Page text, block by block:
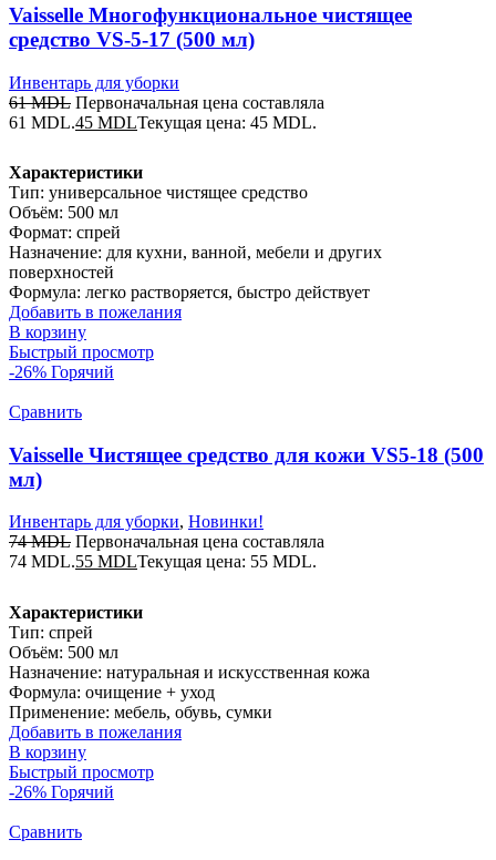
Vaisselle Многофункциональное чистящее
средство VS-5-17 (500 мл)
Инвентарь для уборки
61MDL Первоначальная цена составляла
61 MDL.45 MDLТекущая цена: 45 MDL.
Характеристики
Тип: универсальное чистящее средство
Объём: 500 мл
Формат: спрей
Назначение: для кухни, ванной, мебели и других
поверхностей
Формула: легко растворяется, быстро действует
Добавить в пожелания
В корзину
Быстрый просмотр
-26% Горячий
Сравнить
Vaisselle Чистящее средство для кожи VS5-18 (500
мл)
Инвентарь для уборки, Новинки!
74MDL Первоначальная цена составляла
74 MDL.55 MDLТекущая цена: 55 MDL.
Характеристики
Тип: спрей
Объём: 500 мл
Назначение: натуральная и искусственная кожа
Формула: очищение + уход
Применение: мебель, обувь, сумки
Добавить в пожелания
В корзину
Быстрый просмотр
-26% Горячий
Сравнить